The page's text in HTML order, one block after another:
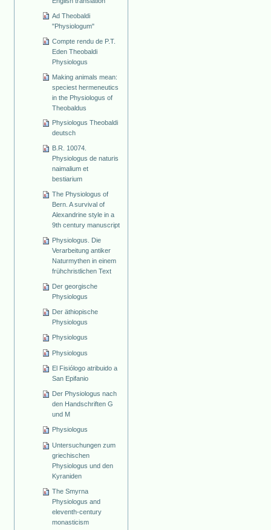
Ad Theobaldi
"Physiologum"
Compte rendu de P.T.
Eden Theobaldi
Physiologus
Making animals mean:
speciest hermeneutics
in the Physiologus of
Theobaldus
Physiologus Theobaldi
deutsch
B.R. 10074.
Physiologus de naturis
naimalium et
bestiarium
The Physiologus of
Bern. A survival of
Alexandrine style in a
9th century manuscript
Physiologus. Die
Verarbeitung antiker
Naturmythen in einem
frühchristlichen Text
Der georgische
Physiologus
Der äthiopische
Physiologus
Physiologus
Physiologus
El Fisiólogo atribuido a
San Epifanio
Der Physiologus nach
den Handschriften G
und M
Physiologus
Untersuchungen zum
griechischen
Physiologus und den
Kyraniden
The Smyrna
Physiologus and
eleventh-century
monasticism